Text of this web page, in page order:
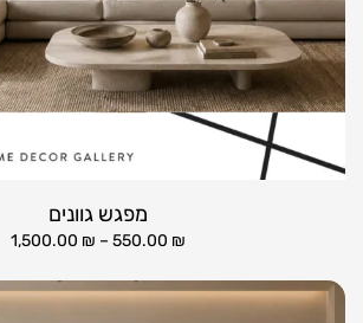
מפגש גוונים
550.00 ₪
–
1,500.00 ₪